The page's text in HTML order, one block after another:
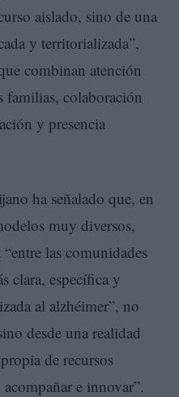
aislado, sino de una
y territorializada”,
combinan atención
familias, colaboración
y presencia
ha señalado que, en
muy diversos,
las comunidades
clara, específica y
al alzhéimer”, no
desde una realidad
de recursos
e innovar”.